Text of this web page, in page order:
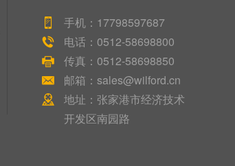
手机：17798597687
电话：0512-58698800
传真：0512-58698850
邮箱：sales@wilford.cn
地址：张家港市经济技术
开发区南园路